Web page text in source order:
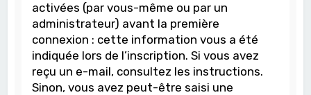
activées (par vous-même ou par un
administrateur) avant la première
connexion : cette information vous a été
indiquée lors de l’inscription. Si vous avez
reçu un e-mail, consultez les instructions.
Sinon, vous avez peut-être saisi une